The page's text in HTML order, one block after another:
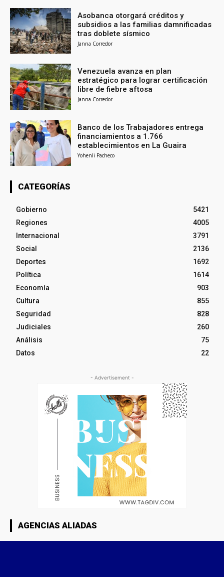
Asobanca otorgará créditos y
subsidios a las familias damnificadas
tras doblete sísmico
Janna Corredor
Venezuela avanza en plan
estratégico para lograr certificación
libre de fiebre aftosa
Janna Corredor
Banco de los Trabajadores entrega
financiamientos a 1.766
establecimientos en La Guaira
Yohenli Pacheco
CATEGORÍAS
Gobierno
5421
Regiones
4005
Internacional
3791
Social
2136
Deportes
1692
Política
1614
Economía
903
Cultura
855
Seguridad
828
Judiciales
260
Análisis
75
Datos
22
- Advertisement -
AGENCIAS ALIADAS